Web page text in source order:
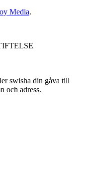
Media.
swisha din gåva till
och adress.